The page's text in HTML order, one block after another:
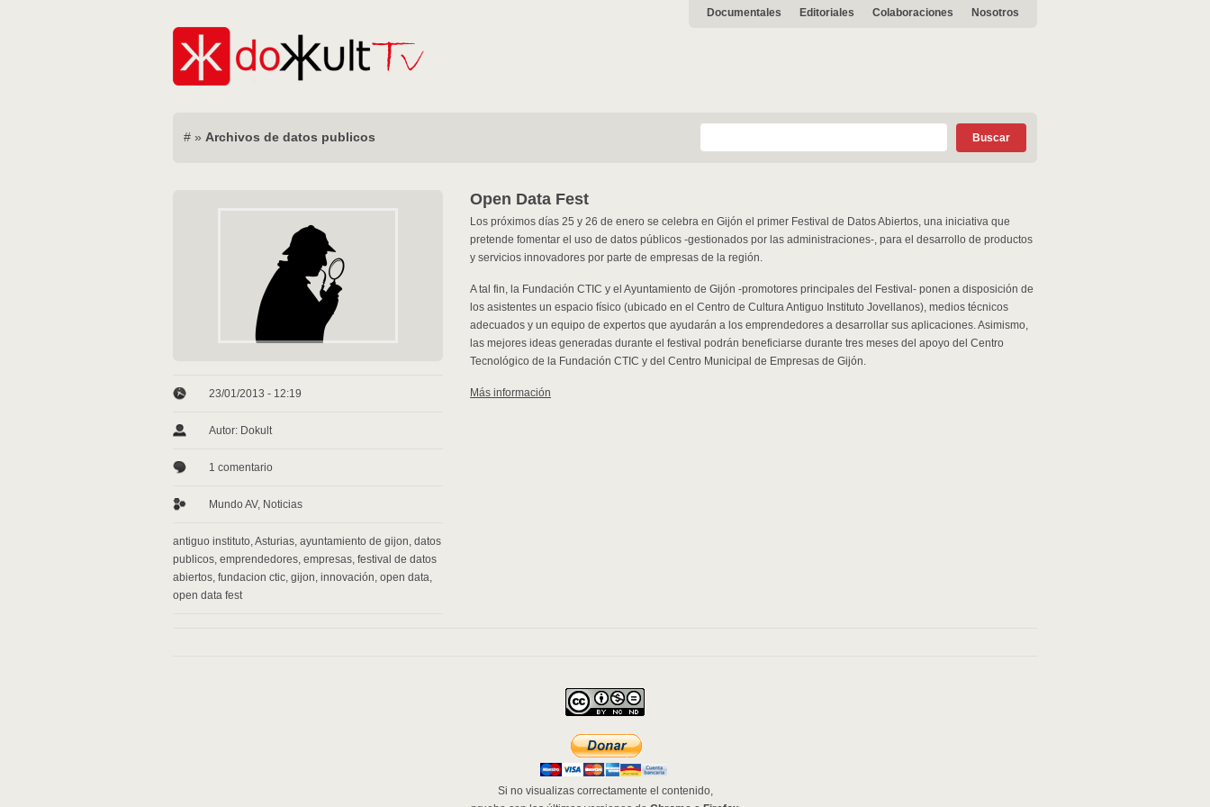
Documentales Editoriales Colaboraciones Nosotros
# » Archivos de datos publicos
23/01/2013 - 12:19
Autor: Dokult
1 comentario
Mundo AV, Noticias
antiguo instituto,Asturias, ayuntamiento de gijon, datos
publicos, emprendedores, empresas, festival de datos
abiertos, fundacion ctic, gijon, innovación, open data,
open data fest
Open Data Fest
Los próximos días 25 y 26 de enero se celebra en Gijón el primer Festival de Datos Abiertos, una iniciativa que
pretende fomentar el uso de datos públicos -gestionados por las administraciones-, para el desarrollo de productos
y servicios innovadores por parte de empresas de la región.
A tal fin, la Fundación CTIC y el Ayuntamiento de Gijón -promotores principales del Festival- ponen a disposición de
los asistentes un espacio físico (ubicado en el Centro de Cultura Antiguo Instituto Jovellanos), medios técnicos
adecuados y un equipo de expertos que ayudarán a los emprendedores a desarrollar sus aplicaciones. Asimismo,
las mejores ideas generadas durante el festival podrán beneficiarse durante tres meses del apoyo del Centro
Tecnológico de la Fundación CTIC y del Centro Municipal de Empresas de Gijón.
Más información
Si no visualizas correctamente el contenido,